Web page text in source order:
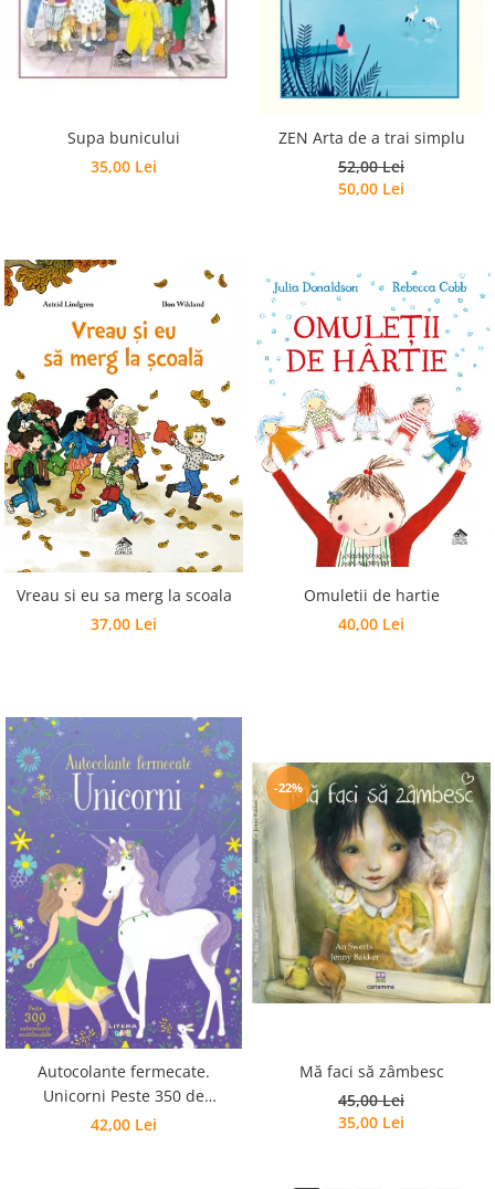
Supa bunicului
35,00 Lei
ZEN Arta de a trai simplu
52,00 Lei
50,00 Lei
Vreau si eu sa merg la scoala
37,00 Lei
Omuletii de hartie
40,00 Lei
Autocolante fermecate.
Unicorni Peste 350 de
autocolante reutilizabile
42,00 Lei
-22%
Mă faci să zâmbesc
45,00 Lei
35,00 Lei